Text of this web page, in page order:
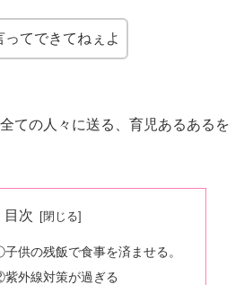
ってできてねぇよ
ての人々に送る、育児あるあるを
目次
供の残飯で食事を済ませる。
外線対策が過ぎる